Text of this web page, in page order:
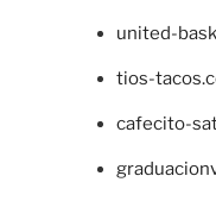
united-
tios-
cafecito-